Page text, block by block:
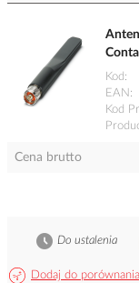
Kod
EAN
Kod
Cena brutto
Dodaj do porównania
Do ustalenia